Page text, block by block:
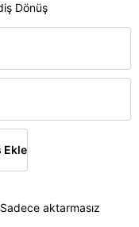
Dönüş
Ekle
Sadece aktarmasız